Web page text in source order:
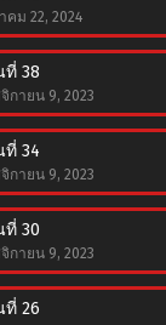
คม 22, 2024
ที่ 38
กายน 9, 2023
ที่ 34
กายน 9, 2023
ที่ 30
กายน 9, 2023
ที่ 26